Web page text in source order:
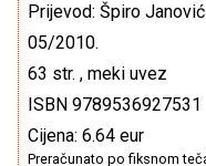
Prijevod: Špiro Janović
05/2010.
63 str. , meki uvez
ISBN 9789536927531
Cijena: 6.64 eur
Preračunato po fiksnom